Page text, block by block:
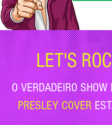
LET'S
O VERDADEIRO
PRESLEY COVER